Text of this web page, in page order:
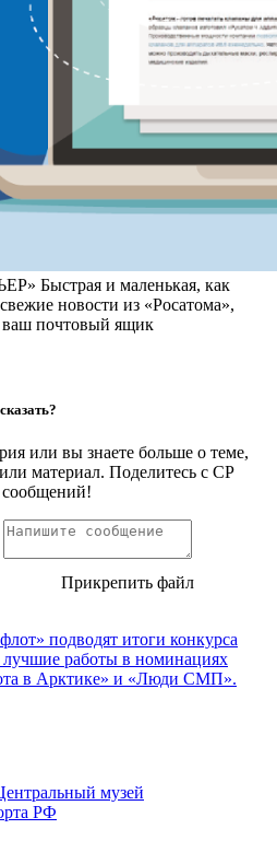
Быстрая и маленькая, как
новости из «Росатома»,
почтовый ящик
или вы знаете больше о теме,
материал. Поделитесь с СР
Прикрепить файл
подводят итоги конкурса
лучшие работы в номинациях
в Арктике» и «Люди СМП».
музей
РФ